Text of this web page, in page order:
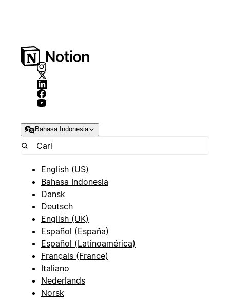
Bahasa Indonesia
English (US)
Bahasa Indonesia
Dansk
Deutsch
English (UK)
Español (España)
Español (Latinoamérica)
Français (France)
Italiano
Nederlands
Norsk